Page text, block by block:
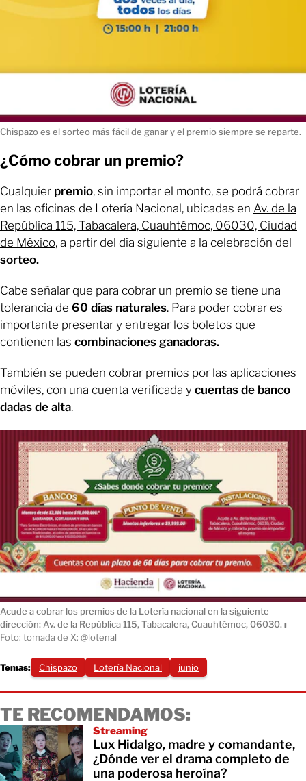
Chispazo es el sorteo más fácil de ganar y el premio siempre se reparte.
¿Cómo cobrar un premio?
Cualquier premio, sin importar el monto, se podrá cobrar
en las oficinas de Lotería Nacional, ubicadas en Av. de la
República 115, Tabacalera, Cuauhtémoc, 06030, Ciudad
de México, a partir del día siguiente a la celebración del
sorteo.
Cabe señalar que para cobrar un premio se tiene una
tolerancia de 60 días naturales. Para poder cobrar es
importante presentar y entregar los boletos que
contienen las combinaciones ganadoras.
También se pueden cobrar premios por las aplicaciones
móviles, con una cuenta verificada y cuentas de banco
dadas de alta.
Acude a cobrar los premios de la Lotería nacional en la siguiente
dirección: Av. de la República 115, Tabacalera, Cuauhtémoc, 06030. ı
Foto: tomada de X: @lotenal
Temas: Chispazo Lotería Nacional junio
TE RECOMENDAMOS:
Streaming
Lux Hidalgo, madre y comandante,
¿Dónde ver el drama completo de
una poderosa heroína?